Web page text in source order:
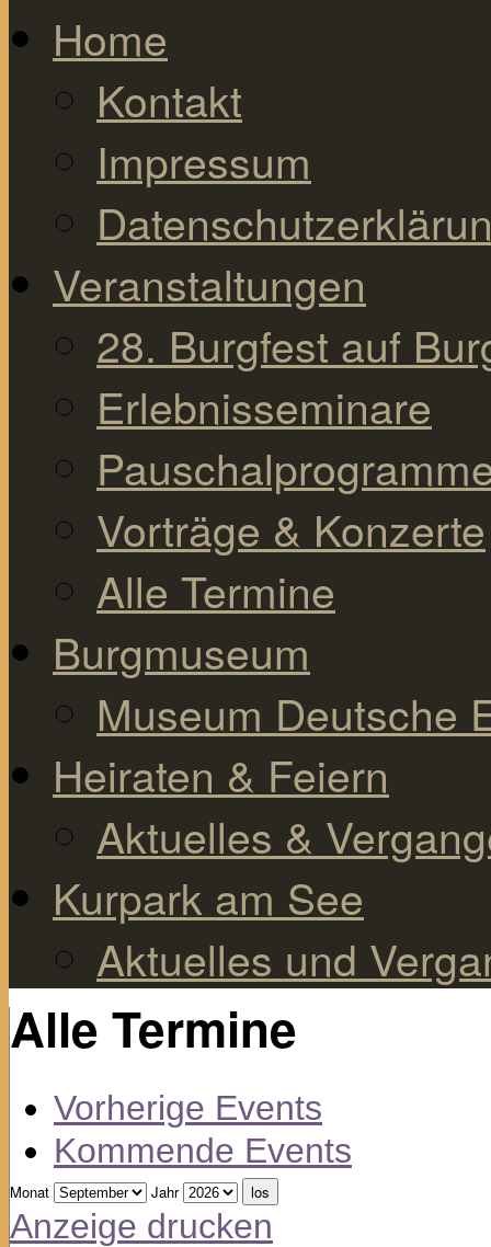
Home
Kontakt
Impressum
Veranstaltungen
28. Burgfest auf
Erlebnisseminare
Vorträge & Konzerte
Alle Termine
Burgmuseum
Museum Deutsche
Heiraten & Feiern
Aktuelles &
Kurpark am See
Aktuelles und
Alle Termine
Vorherige Events
Kommende Events
Monat Jahr
Anzeige drucken